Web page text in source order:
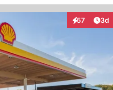
57
Interaktionen
3d